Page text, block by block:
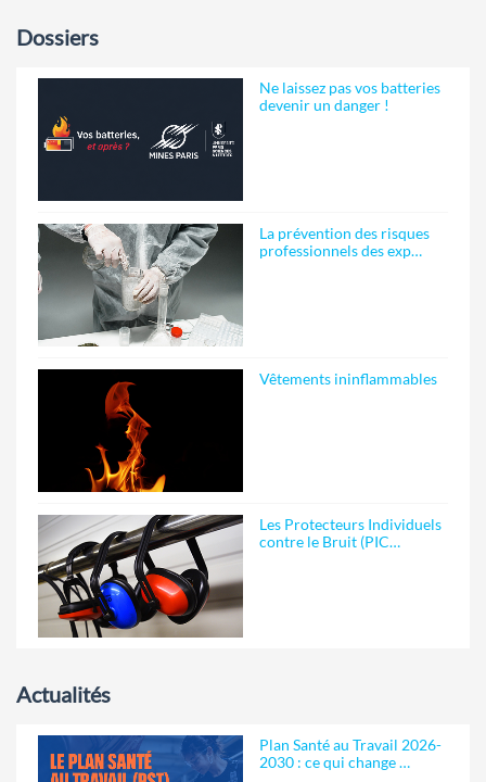
Dossiers
Ne laissez pas vos batteries
devenir un danger !
La prévention des risques
professionnels des exp…
Vêtements ininflammables
Les Protecteurs Individuels
contre le Bruit (PIC…
Actualités
Plan Santé au Travail 2026-
2030 : ce qui change …